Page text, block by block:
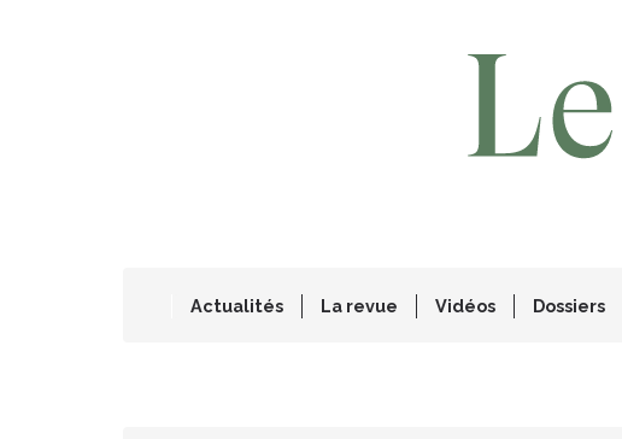
Actualités La revue Vidéos Dossiers